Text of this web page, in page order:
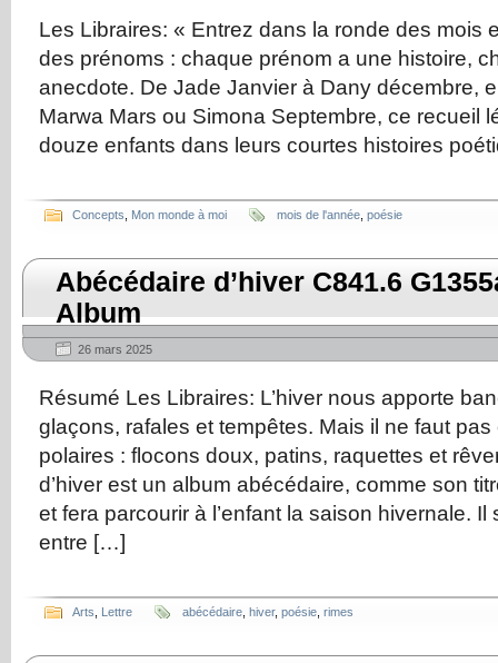
Les Libraires: « Entrez dans la ronde des mois
des prénoms : chaque prénom a une histoire,
anecdote. De Jade Janvier à Dany décembre,
Marwa Mars ou Simona Septembre, ce recueil
douze enfants dans leurs courtes histoires
Concepts Mon monde à moi mois de l'année poésie
Abécédaire d’hiver C841.6
Album
26 mars 2025
Résumé Les Libraires: L’hiver nous apporte
glaçons, rafales et tempêtes. Mais il ne faut
polaires : flocons doux, patins, raquettes et
d’hiver est un album abécédaire, comme son
et fera parcourir à l’enfant la saison hivernale.
entre […]
Arts Lettre abécédaire hiver, poésie rimes